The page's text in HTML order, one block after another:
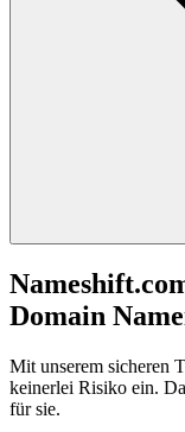
Domain
Mit unserem sicheren
keinerlei Risiko ein.
für sie.